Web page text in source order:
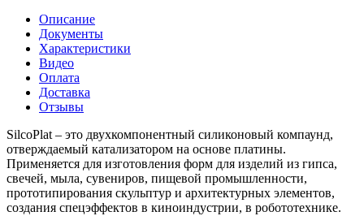
Описание
Документы
Характеристики
Видео
Оплата
Доставка
Отзывы
SilcoPlat – это двухкомпонентный силиконовый компаунд,
отверждаемый катализатором на основе платины.
Применяется для изготовления форм для изделий из гипса,
свечей, мыла, сувениров, пищевой промышленности,
прототипирования скульптур и архитектурных элементов,
создания спецэффектов в киноиндустрии, в робототехнике.